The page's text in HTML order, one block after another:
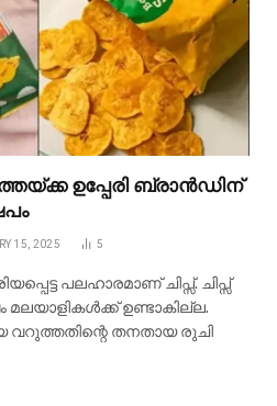
ഉപ്പേരി ബ്രാൻഡിന്
15, 2025 5
പലഹാരമാണ് ചിപ്സ്. ചിപ്സ്
ഉണ്ടാകില്ല.
വറുത്തതിന്റെ തനതായ രുചി